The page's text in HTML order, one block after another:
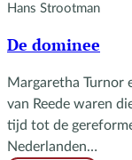
Hans Strootman
De dominee
Margaretha Turnor
van Reede waren
tijd tot de
Nederlanden…